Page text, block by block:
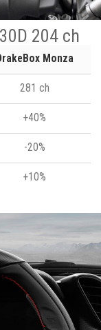
204 ch
Monza
281 ch
+40%
-20%
+10%